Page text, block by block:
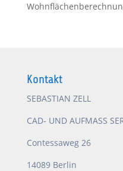
Kontakt
SEBASTIAN ZELL
CAD- UND AUFMASS
Contessaweg 26
14089 Berlin